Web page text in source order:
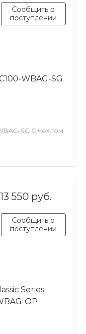
Сообщить о
поступлении
WBAG-SG
SG С чехлом
13 550 руб.
Сообщить о
поступлении
Series
OP